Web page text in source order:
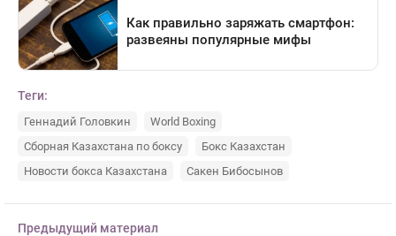
Теги:
Геннадий Головкин
World Boxing
Сборная Казахстана по боксу
Бокс Казахстан
Новости бокса Казахстана
Сакен Бибосынов
Предыдущий материал